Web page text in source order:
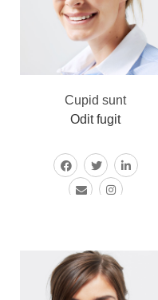
Cupid sunt
Odit fugit
Amus placerat, tellus
vel interdum posuere,
lacus enim tempor